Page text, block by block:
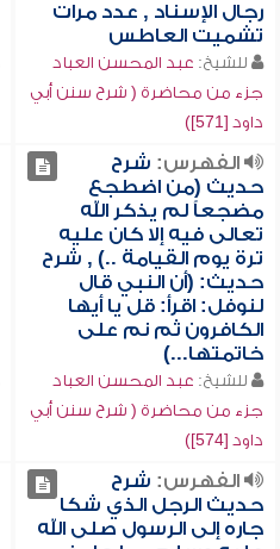
رجال الإسناد , عدد مرات
تشميت العاطس
للشيخ: عبد المحسن العباد
جزء من محاضرة ( شرح سنن أبي
داود [571])
الفهرس: شرح
حديث (من اضطجع
مضجعاً لم يذكر الله
تعالى فيه إلا كان عليه
ترة يوم القيامة ..) , شرح
حديث: (أن النبي قال
لنوفل: اقرأ: قل يا أيها
الكافرون ثم نم على
خاتمتها...)
للشيخ: عبد المحسن العباد
جزء من محاضرة ( شرح سنن أبي
داود [574])
الفهرس: شرح
حديث الرجل الذي شكا
جاره إلى الرسول صلى الله